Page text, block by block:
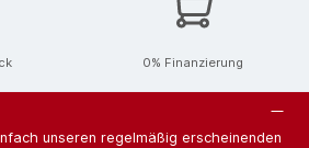
0% Finanzierung
unseren regelmäßig erscheinenden